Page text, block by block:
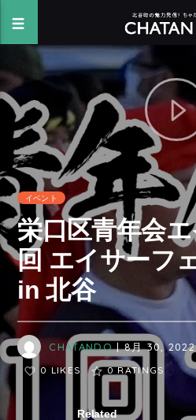
イベント
栄口区青年会
回 エイサーフ
in 北谷
CHATANDO| 8月 30, 2022
0 LIKES
0 RATINGS
Related